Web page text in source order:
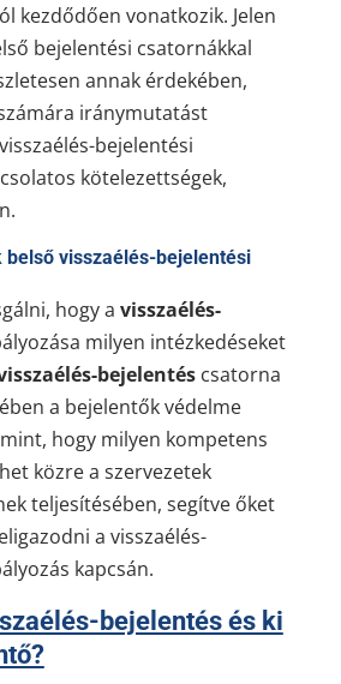
kezdődően vonatkozik. Jelen
bejelentési csatornákkal
annak érdekében,
iránymutatást
bejelentési
kötelezettségek,
belső visszaélés-bejelentési
hogy a visszaélés-
milyen intézkedéseket
bejelentéscsatorna
a bejelentők védelme
hogy milyen kompetens
közre a szervezetek
teljesítésében, segítve őket
a visszaélés-
kapcsán.
bejelentés és ki